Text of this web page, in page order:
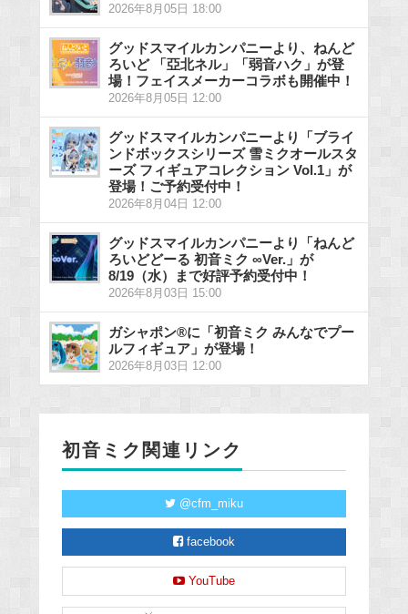
2026年8月05日 18:00
グッドスマイルカンパニーより、ねんど
ろいど 「亞北ネル」「弱音ハク」が登
場！フェイスメーカーコラボも開催中！
2026年8月05日 12:00
グッドスマイルカンパニーより「ブライ
ンドボックスシリーズ 雪ミクオールスタ
ーズ フィギュアコレクション Vol.1」が
登場！ご予約受付中！
2026年8月04日 12:00
グッドスマイルカンパニーより「ねんど
ろいどどーる 初音ミク ∞Ver.」が
8/19（水）まで好評予約受付中！
2026年8月03日 15:00
ガシャポン®に「初音ミク みんなでプー
ルフィギュア」が登場！
2026年8月03日 12:00
初音ミク関連リンク
@cfm_miku
facebook
YouTube